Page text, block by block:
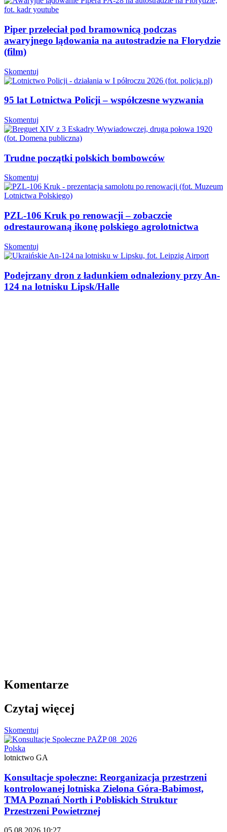
Piper przeleciał pod bramownicą podczas
awaryjnego lądowania na autostradzie na Florydzie
(film)
Skomentuj
95 lat Lotnictwa Policji – współczesne wyzwania
Skomentuj
Trudne początki polskich bombowców
Skomentuj
PZL-106 Kruk po renowacji – zobaczcie
odrestaurowaną ikonę polskiego agrolotnictwa
Skomentuj
Podejrzany dron z ładunkiem odnaleziony przy An-
124 na lotnisku Lipsk/Halle
Komentarze
Czytaj więcej
Skomentuj
Polska
lotnictwo GA
Konsultacje społeczne: Reorganizacja przestrzeni
kontrolowanej lotniska Zielona Góra-Babimost,
TMA Poznań North i Pobliskich Struktur
Przestrzeni Powietrznej